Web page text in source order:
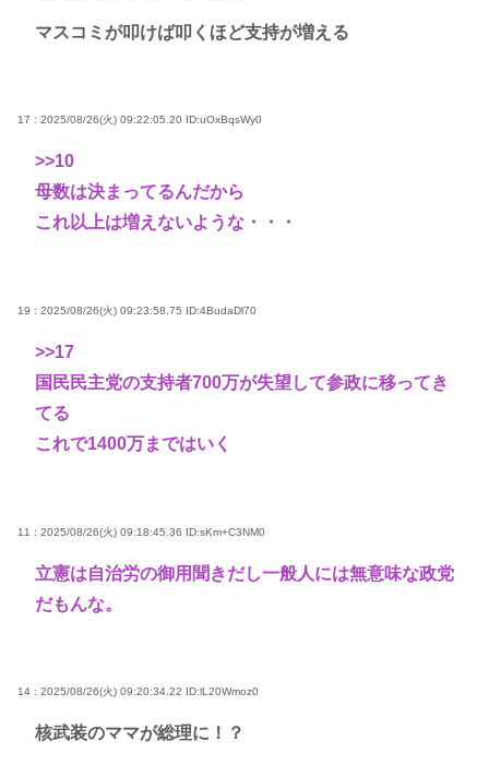
マスコミが叩けば叩くほど支持が増える
17 : 2025/08/26(火) 09:22:05.20 ID:uOxBqsWy0
>>10
母数は決まってるんだから
これ以上は増えないような・・・
19 : 2025/08/26(火) 09:23:58.75 ID:4BudaDl70
>>17
国民民主党の支持者700万が失望して参政に移ってき
てる
これで1400万まではいく
11 : 2025/08/26(火) 09:18:45.36 ID:sKm+C3NM0
立憲は自治労の御用聞きだし一般人には無意味な政党
だもんな。
14 : 2025/08/26(火) 09:20:34.22 ID:lL20Wmoz0
核武装のママが総理に！？